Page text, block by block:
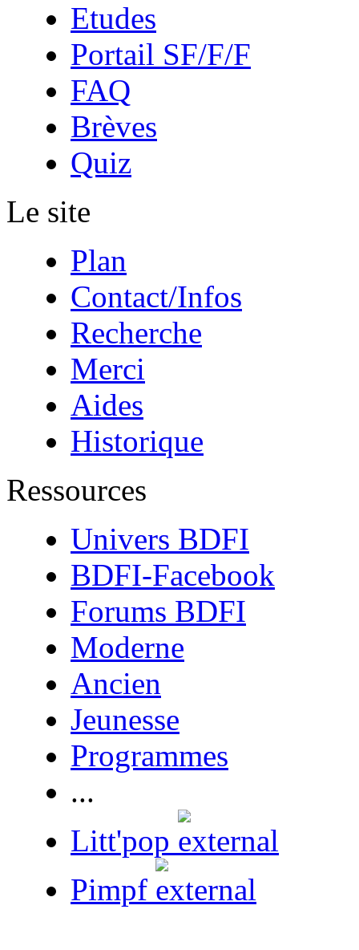
Etudes
Portail SF/F/F
FAQ
Brèves
Quiz
Le site
Plan
Contact/Infos
Recherche
Merci
Aides
Historique
Ressources
Univers BDFI
BDFI-Facebook
Forums BDFI
Moderne
Ancien
Jeunesse
Programmes
...
Litt'pop
Pimpf